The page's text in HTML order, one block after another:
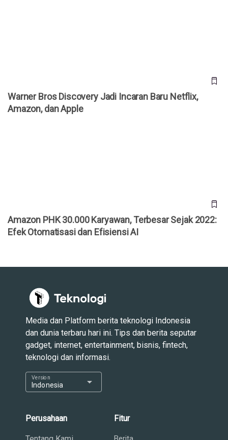
Warner Bros Discovery Jadi Incaran Baru Netflix,
Amazon, dan Apple
Amazon PHK 30.000 Karyawan, Terbesar Sejak 2022:
Efek Otomatisasi dan Efisiensi AI
Media dan Platform berita teknologi Indonesia
dan dunia terbaru hari ini. Tips dan berita seputar
gadget, internet, entertainment, bisnis, fintech,
teknologi dan informasi.
Indonesia
Version arrow_drop_down
Perusahaan Fitur